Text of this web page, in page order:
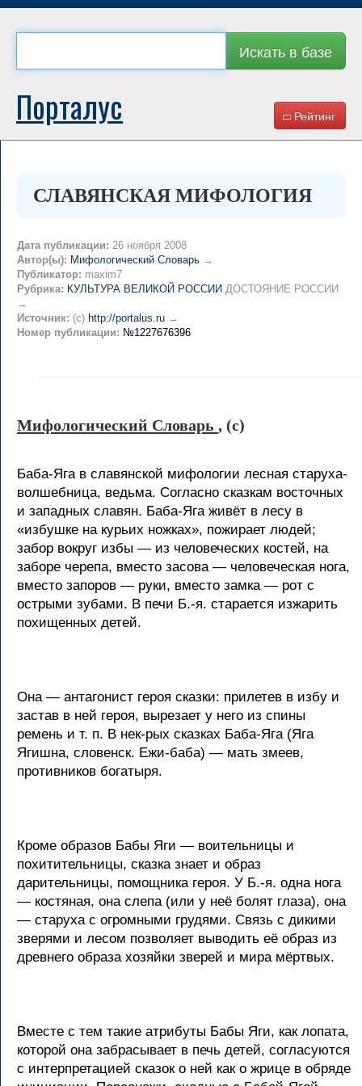
Искать в базе
Рейтинг
Порталус
СЛАВЯНСКАЯ МИФОЛОГИЯ
Дата публикации: 26 ноября 2008
Автор(ы): Мифологический Словарь →
Публикатор: maxim7
Рубрика: КУЛЬТУРА ВЕЛИКОЙ РОССИИ ДОСТОЯНИЕ РОССИИ
→
Источник: (c) http://portalus.ru →
Номер публикации: №1227676396
Мифологический Словарь , (c)
Баба-Яга в славянской мифологии лесная старуха-
волшебница, ведьма. Согласно сказкам восточных
и западных славян. Баба-Яга живёт в лесу в
«избушке на курьих ножках», пожирает людей;
забор вокруг избы — из человеческих костей, на
заборе черепа, вместо засова — человеческая нога,
вместо запоров — руки, вместо замка — рот с
острыми зубами. В печи Б.-я. старается изжарить
похищенных детей.
Она — антагонист героя сказки: прилетев в избу и
застав в ней героя, вырезает у него из спины
ремень и т. п. В нек-рых сказках Баба-Яга (Яга
Ягишна, словенск. Ежи-баба) — мать змеев,
противников богатыря.
Кроме образов Бабы Яги — воительницы и
похитительницы, сказка знает и образ
дарительницы, помощника героя. У Б.-я. одна нога
— костяная, она слепа (или у неё болят глаза), она
— старуха с огромными грудями. Связь с дикими
зверями и лесом позволяет выводить её образ из
древнего образа хозяйки зверей и мира мёртвых.
Вместе с тем такие атрибуты Бабы Яги, как лопата,
которой она забрасывает в печь детей, согласуются
с интерпретацией сказок о ней как о жрице в обряде